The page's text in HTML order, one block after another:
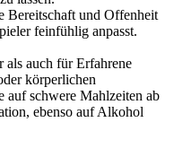
Bereitschaft und Offenheit
feinfühlig anpasst.
auch für Erfahrene
körperlichen
auf schwere Mahlzeiten ab
ebenso auf Alkohol